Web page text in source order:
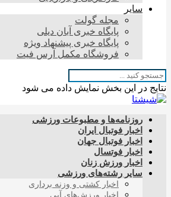
سایر
مجله گولت
پایگاه خبری آبان دیلی
پایگاه خبری پیشنهاد ویژه
فروشگاه مکمل آرس فیت
نتایج در این بخش نمایش داده می شود
روزنامه‌ها و مطبوعات ورزشی
اخبار فوتبال ایران
اخبار فوتبال جهان
اخبار فوتسال
اخبار ورزش زنان
سایر رشته‌های ورزشی
اخبار کشتی و وزنه برداری
اخبار ورزش‌های آبی